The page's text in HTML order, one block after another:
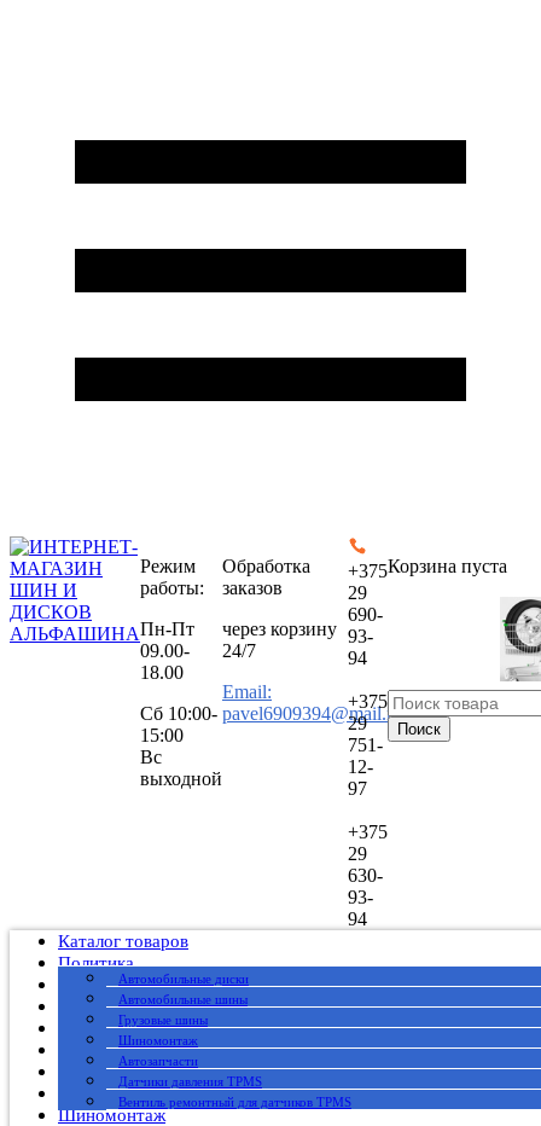
Режим
работы:
Пн-Пт
09.00-
18.00
Сб 10:00-
15:00
Вс
выходной
Обработка
заказов
через корзину
24/7
Email:
pavel6909394@mail.ru
+375
29
690-
93-
94
+375
29
751-
12-
97
+375
29
630-
93-
94
Корзина пуста
Поиск
Каталог товаров
Автомобильные диски
Автомобильные шины
Грузовые шины
Шиномонтаж
Автозапчасти
Датчики давления TPMS
Вентиль ремонтный для датчиков TPMS
Политика
Публичный договор
О нас
Оплата
Доставка
Вакансии
Гарантия
Шиномонтаж